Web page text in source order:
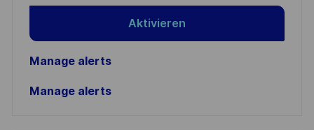
Aktivieren
Manage alerts
Manage alerts